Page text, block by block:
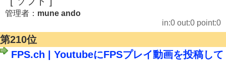
管理者： mune ando
in:0 out:0 point:0
第210位
FPS.ch | YoutubeにFPSプレイ動画を投稿して